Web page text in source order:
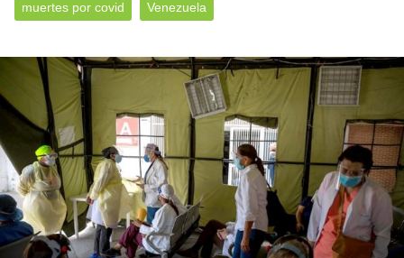
muertes por covid Venezuela